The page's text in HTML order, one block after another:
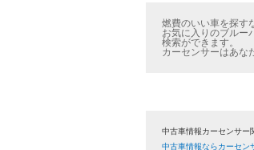
燃費のいい車を探す
お気に入りのブルー
検索ができます。
カーセンサーはあな
中古車情報カーセンサー
中古車情報ならカーセン